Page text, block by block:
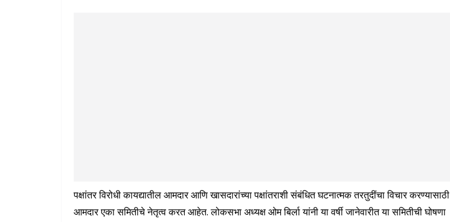
पक्षांतर विरोधी कायद्यातील आमदार आणि खासदारांच्या पक्षांतराशी संबंधित घटनात्मक तरतुदींचा विचार करण्यासाठी
आमदार एका समितीचे नेतृत्व करत आहेत. लोकसभा अध्यक्ष ओम बिर्ला यांनी या वर्षी जानेवारीत या समितीची घोषणा